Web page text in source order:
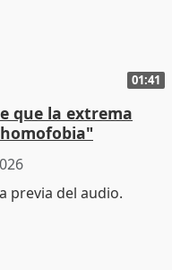
01:41
que la extrema